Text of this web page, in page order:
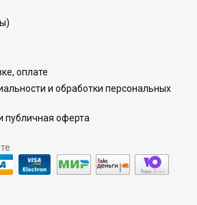
оплате
и обработки персональных
публичная оферта